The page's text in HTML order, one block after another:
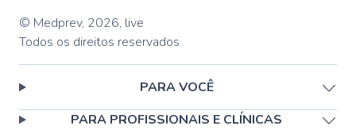
© Medprev, 2026, live
Todos os direitos reservados
PARA VOCÊ
PARA PROFISSIONAIS E CLÍNICAS